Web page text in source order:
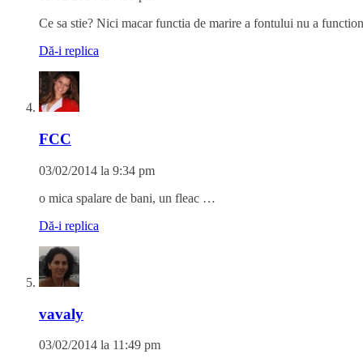
Dă-i replica
FCC
03/02/2014 la 9:34 pm
o mica spalare de bani, un fleac …
Dă-i replica
vavaly
03/02/2014 la 11:49 pm
mama ei de … şi de … şi de… absurd, revoltător şi de-a dreptul
dacă verifică pe cine interesează. păcat, mare păcat.